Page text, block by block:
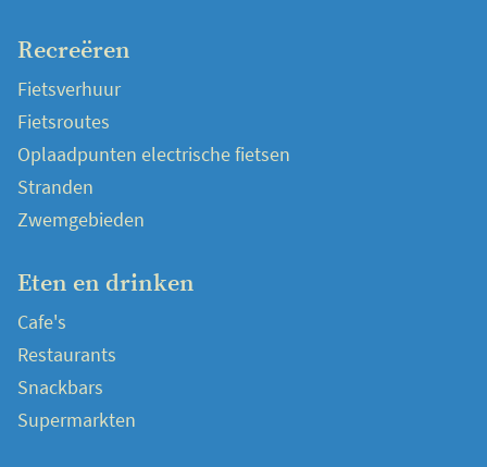
Recreëren
Fietsverhuur
Fietsroutes
Oplaadpunten electrische fietsen
Stranden
Zwemgebieden
Eten en drinken
Cafe's
Restaurants
Snackbars
Supermarkten